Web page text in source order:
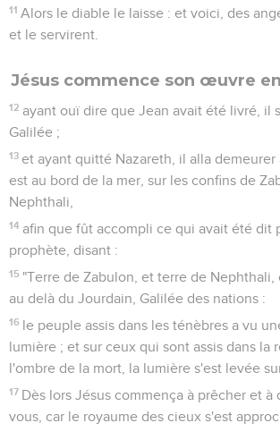
11 Alors le diable le laisse : et voici, des
et le servirent.
Jésus commence son œuvre
12 ayant ouï dire que Jean avait été livré, il
Galilée ;
13 et ayant quitté Nazareth, il alla demeurer
est au bord de la mer, sur les confins de
Nephthali,
14 afin que fût accompli ce qui avait été dit
prophète, disant :
15 "Terre de Zabulon, et terre de Nephthali,
au delà du Jourdain, Galilée des nations :
16 le peuple assis dans les ténèbres a vu
lumière ; et sur ceux qui sont assis dans la
l'ombre de la mort, la lumière s'est levée
17 Dès lors Jésus commença à prêcher et à
vous, car le royaume des cieux s'est